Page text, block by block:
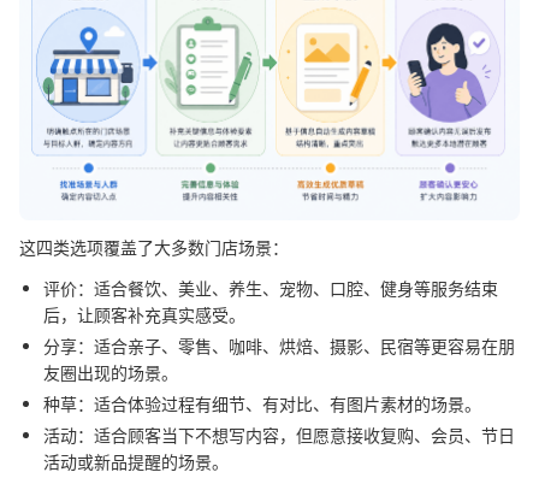
这四类选项覆盖了大多数门店场景：
评价：适合餐饮、美业、养生、宠物、口腔、健身等服务结束
后，让顾客补充真实感受。
分享：适合亲子、零售、咖啡、烘焙、摄影、民宿等更容易在朋
友圈出现的场景。
种草：适合体验过程有细节、有对比、有图片素材的场景。
活动：适合顾客当下不想写内容，但愿意接收复购、会员、节日
活动或新品提醒的场景。